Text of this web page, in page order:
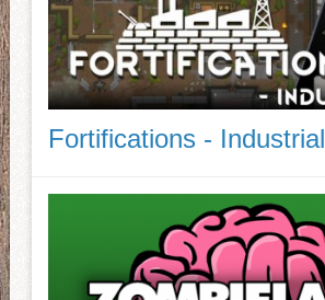
Fortifications - Industrial